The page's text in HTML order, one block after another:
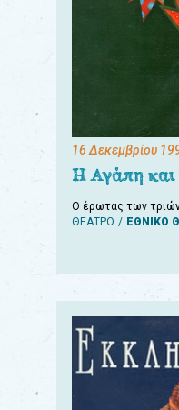
16 Δεκεμβρίου
Η Αγάπη και
Ο έρωτας των
ΘΕΑΤΡΟ
ΕΘΝΙΚΟ